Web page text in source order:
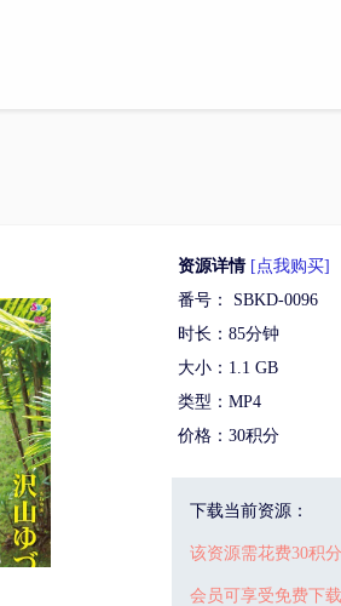
资源详情 [点我购买]
番号： SBKD-0096
时长：85分钟
大小：1.1 GB
类型：MP4
价格：30积分
下载当前资源：
该资源需花费30积
会员可享受免费下